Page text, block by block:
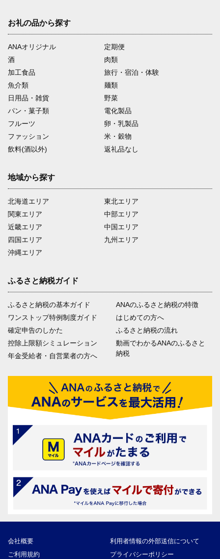
お礼の品から探す
ANAオリジナル
定期便
酒
肉類
加工食品
旅行・宿泊・体験
魚介類
麺類
日用品・雑貨
野菜
パン・菓子類
電化製品
フルーツ
卵・乳製品
ファッション
米・穀物
飲料(酒以外)
返礼品なし
地域から探す
北海道エリア
関東エリア
近畿エリア
四国エリア
沖縄エリア
東北エリア
中部エリア
中国エリア
九州エリア
ふるさと納税ガイド
ふるさと納税の基本ガイド
ワンストップ特例制度ガイド
確定申告のしかた
控除上限額シミュレーション
年金受給者・自営業者の方へ
ANAのふるさと納税の特徴
はじめての方へ
ふるさと納税の流れ
動画でわかるANAのふるさと
納税
会社概要
利用者情報の外部送信について
ご利用規約
プライバシーポリシー